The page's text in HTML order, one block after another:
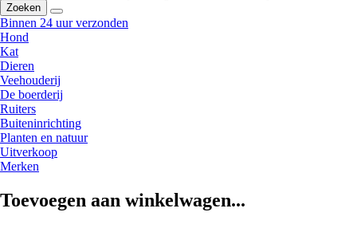
Zoeken
Binnen 24 uur verzonden
Hond
Kat
Dieren
Veehouderij
De boerderij
Ruiters
Buiteninrichting
Planten en natuur
Uitverkoop
Merken
Toevoegen aan winkelwagen...